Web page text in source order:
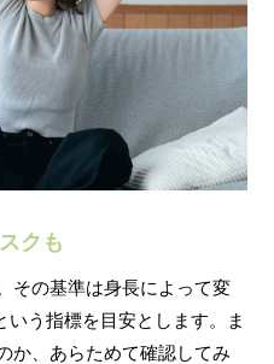
クも
その基準は身長によって変
う指標を目安とします。ま
か、あらためて確認してみ